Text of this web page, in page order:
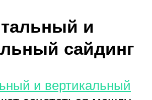
и
сайдинг
и вертикальный